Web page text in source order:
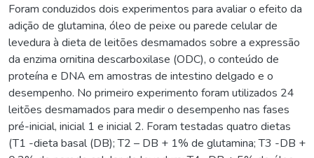
Foram conduzidos dois experimentos para avaliar o efeito da
adição de glutamina, óleo de peixe ou parede celular de
levedura à dieta de leitões desmamados sobre a expressão
da enzima ornitina descarboxilase (ODC), o conteúdo de
proteína e DNA em amostras de intestino delgado e o
desempenho. No primeiro experimento foram utilizados 24
leitões desmamados para medir o desempenho nas fases
pré-inicial, inicial 1 e inicial 2. Foram testadas quatro dietas
(T1 -dieta basal (DB); T2 – DB + 1% de glutamina; T3 -DB +